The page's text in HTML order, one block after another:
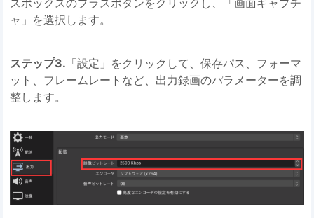
スボックスのプラスボタンをクリックし、「画面キャプチ
ャ」を選択します。
ステップ3. 「設定」をクリックして、保存パス、フォーマ
ット、フレームレートなど、出力録画のパラメーターを調
整します。